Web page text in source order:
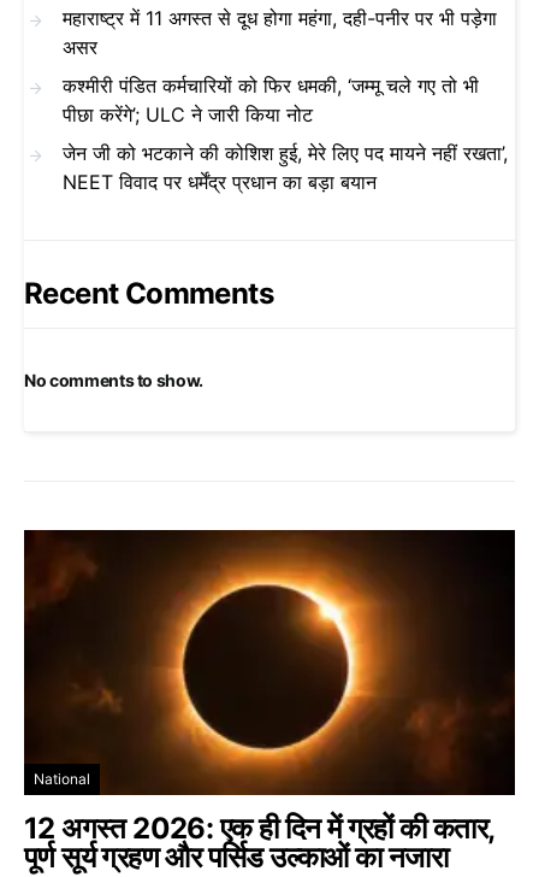
महाराष्ट्र में 11 अगस्त से दूध होगा महंगा, दही-पनीर पर भी पड़ेगा
असर
कश्मीरी पंडित कर्मचारियों को फिर धमकी, ‘जम्मू चले गए तो भी
पीछा करेंगे’; ULC ने जारी किया नोट
जेन जी को भटकाने की कोशिश हुई, मेरे लिए पद मायने नहीं रखता’,
NEET विवाद पर धर्मेंद्र प्रधान का बड़ा बयान
Recent Comments
No comments to show.
National
12 अगस्त 2026: एक ही दिन में ग्रहों की कतार,
पूर्ण सूर्य ग्रहण और पर्सिड उल्काओं का नजारा